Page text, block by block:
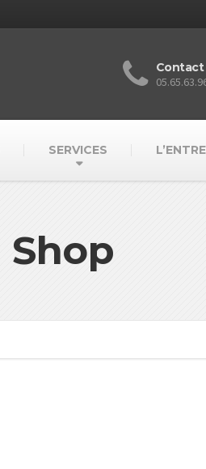
Contact
SERVICES
Shop